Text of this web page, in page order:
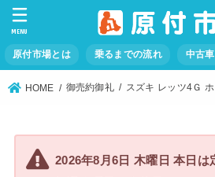
原付市場とは 乗るまでの流れ 中古
MENU
HOME 御売約御礼 スズキ レッツ4Ｇ ホ
2026年8月6日 木曜日 本日は